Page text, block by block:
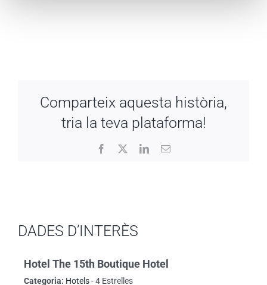
Comparteix aquesta història,
tria la teva plataforma!
Facebook LinkedInEmail:
DADES D’INTERÈS
Hotel The 15th Boutique Hotel
Categoria: Hotels- 4 Estrelles